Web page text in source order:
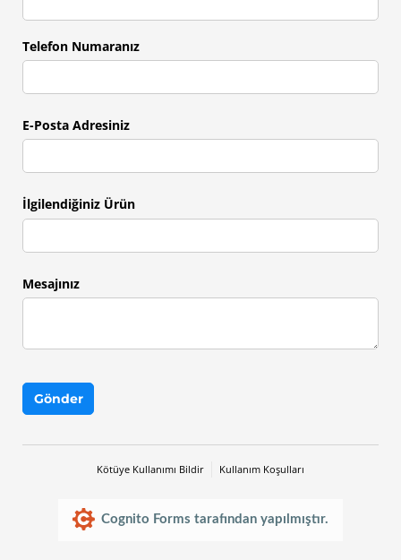
Telefon Numaranız
E-Posta Adresiniz
İlgilendiğiniz Ürün
Mesajınız
Gönder
Kötüye Kullanımı Bildir Kullanım Koşulları
Cognito Forms tarafından yapılmıştır.